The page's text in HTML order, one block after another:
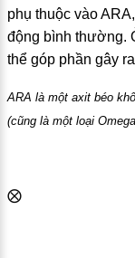
phụ thuộc vào
động bình thường.
thể góp phần gây
ARA là một axit béo
(cũng là một loại
⨂